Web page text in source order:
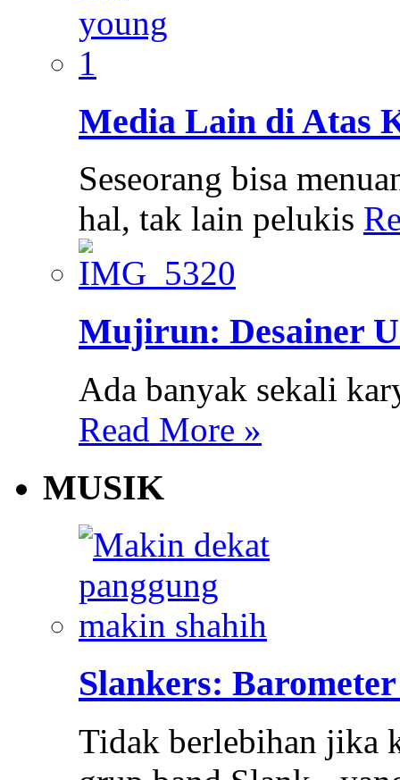
Media Lain di Atas
Seseorang bisa
hal, tak lain pelukis
Mujirun: Desainer
Ada banyak sekali
Read More »
MUSIK
Slankers:
Tidak berlebihan jika